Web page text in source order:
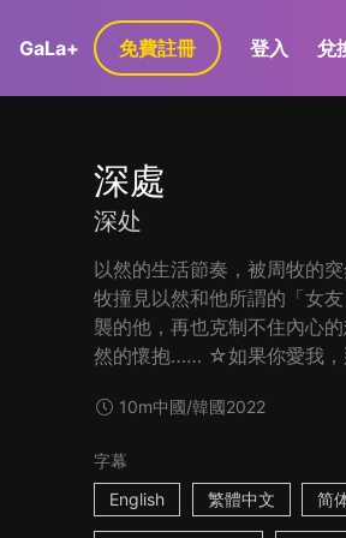
GaLa+ 免費註冊 登入 兌
深處
深处
以然的生活節奏，被周牧的
牧撞見以然和他所謂的「女
襲的他，再也克制不住內心
然的懷抱…… ☆如果你愛我，
10m中國/韓國2022
字幕
English
繁體中文 简